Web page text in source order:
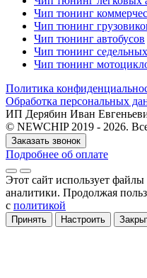
Чип тюнинг
Чип тюнинг
Чип тюнинг автобусов
Чип тюнинг седельных
Чип тюнинг
Политика
Обработка персональных
ИП Дерябин Иван
© NEWCHIP 2019 - 2026.
Заказать звонок
Подробнее об оплате
Этот сайт использует файлы
аналитики. Продолжая
с политикой
Принять Настроить